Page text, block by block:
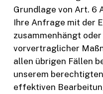
Grundlage von Art. 6
Ihre Anfrage mit der
zusammenhängt
vorvertraglicher
allen übrigen Fällen
unserem
effektiven